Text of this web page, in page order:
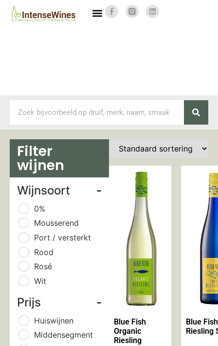
Filter
wijnen
Wijnsoort -
0%
Mousserend
Port / versterkt
Rood
Rosé
Wit
Prijs -
Huiswijnen
Middensegment
Blue Fish
Organic
Riesling
Blue Fish
Riesling